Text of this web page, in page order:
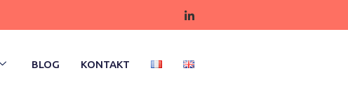
BLOG KONTAKT